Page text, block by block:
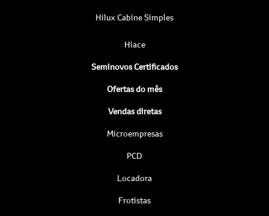
Hilux Cabine Simples
Hiace
Seminovos Certificados
Ofertas do mês
Vendas diretas
Microempresas
PCD
Locadora
Frotistas